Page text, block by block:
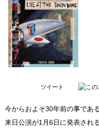
ツイート
今からおよそ30年前の事であ
来日公演が1月6日に発表され